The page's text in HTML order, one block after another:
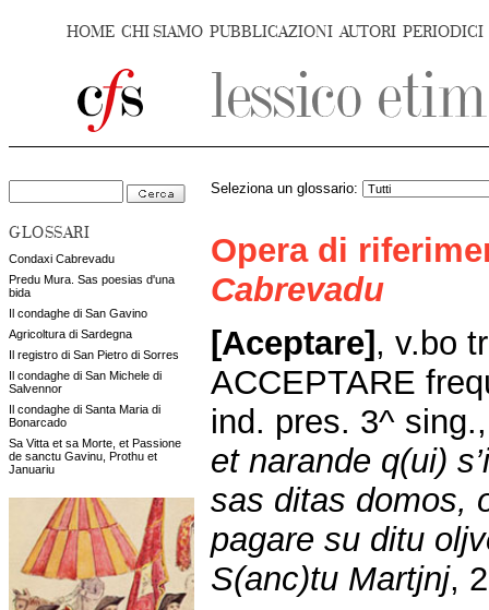
HOME CHI SIAMO PUBBLICAZIONI AUTORI PERIODICI
GLOSSARI
Condaxi Cabrevadu
Predu Mura. Sas poesias d'una
bida
Il condaghe di San Gavino
Agricoltura di Sardegna
Il registro di San Pietro di Sorres
Il condaghe di San Michele di
Salvennor
Il condaghe di Santa Maria di
Bonarcado
Sa Vitta et sa Morte, et Passione
de sanctu Gavinu, Prothu et
Januariu
Seleziona un glossario:
Opera di
Cabrevadu
[Aceptare] , v.bo
ACCEPTARE
ind. pres. 3^
et narande q(ui)
sas ditas domos,
pagare su ditu
S(anc)tu Martjnj,